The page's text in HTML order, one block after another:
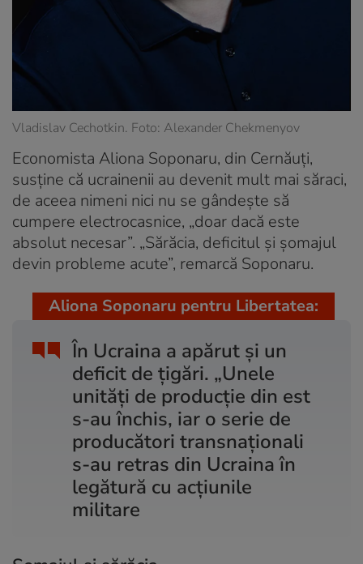
Vladislav Cechotkin. Foto: Alexander Chekmenyov
Economista Aliona Soponaru, din Cernăuți,
susține că ucrainenii au devenit mult mai săraci,
de aceea nimeni nici nu se gândește să
cumpere electrocasnice, „doar dacă este
absolut necesar”. „Sărăcia, deficitul și șomajul
devin probleme acute”, remarcă Soponaru.
În Ucraina a apărut și un
deficit de țigări. „Unele
unități de producție din est
s-au închis, iar o serie de
producători transnaționali
s-au retras din Ucraina în
legătură cu acțiunile
militare
Aliona Soponaru pentru Libertatea: